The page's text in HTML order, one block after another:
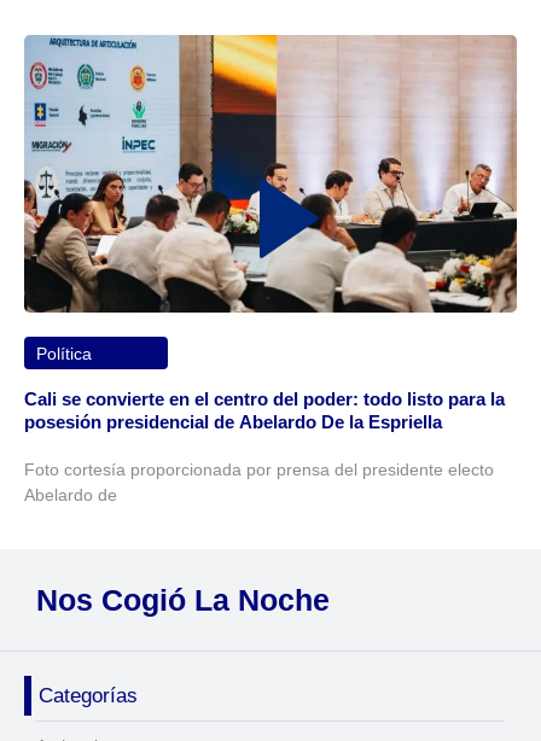
Política
Cali se convierte en el centro del poder: todo listo para la
posesión presidencial de Abelardo De la Espriella
Foto cortesía proporcionada por prensa del presidente electo
Abelardo de
Nos Cogió La Noche
Categorías